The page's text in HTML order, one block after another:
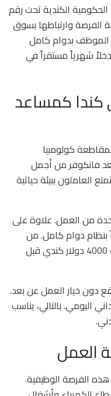
يتميز العرض بنشره عبر منصة Job Bank الحكومية الكندية تحت رقم
الفرصة وارتباطها بسوق
الموظف بدوام كامل
دخلاً شهرياً مستقراً في
كمساعد
كولومبيا
تعد فانكوفر من أجمل
العاملون ببيئة حياتية
الواحدة من العمل. علاوة على
أسبوعياً بنظام دوام كامل. من
ناحية أخرى، يتيح ذلك دخلاً شهرياً يقارب 4000 دولار كندي قبل
دون خيار العمل عن بعد.
اليومي. بالتالي، يناسب
العمل
تقدم شركة ROOP ELECTRIC CO LTD هذه الفرصة الوظيفية.